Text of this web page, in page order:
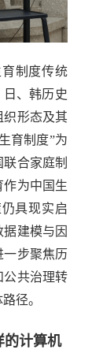
制度传统
日、韩历史
织形态及其
育制度”为
合家庭制
作为中国生
具现实启
建模与因
一步聚焦历
公共治理转
径。
的计算机